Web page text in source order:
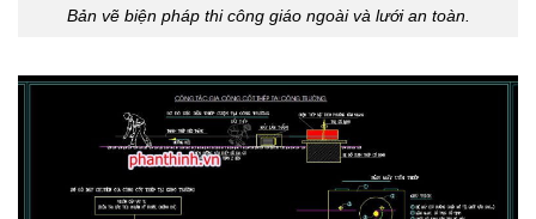
Bản vẽ biện pháp thi công giáo ngoài và lưới an toàn.